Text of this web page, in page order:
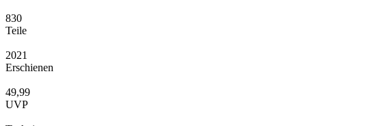
830
Teile
2021
Erschienen
49,99
UVP